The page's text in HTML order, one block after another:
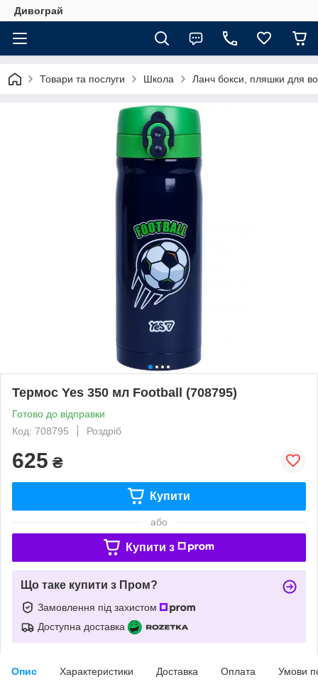
Дивограй
Товари та послуги Школа Ланч бокси, пляшки для
Термос Yes 350 мл Football (708795)
Готово до відправки
Код: 708795
Роздріб
625 ₴
Купити
або
Купити з
Що таке купити з Пром?
Замовлення під захистом
Доступна доставка
Опис Характеристики Доставка Оплата Умови